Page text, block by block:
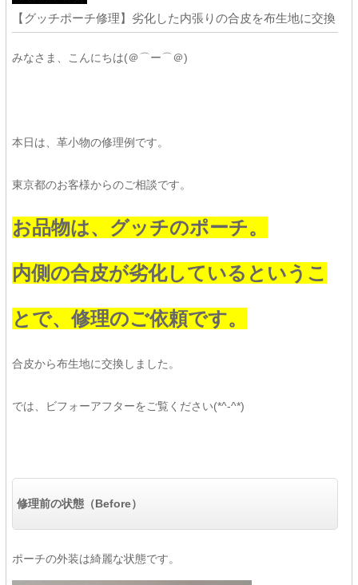
【グッチポーチ修理】劣化した内張りの合皮を布生地に交換
みなさま、こんにちは(＠⌒ー⌒＠)
本日は、革小物の修理例です。
東京都のお客様からのご相談です。
お品物は、グッチのポーチ。
内側の合皮が劣化しているというこ
とで、修理のご依頼です。
合皮から布生地に交換しました。
では、ビフォーアフターをご覧ください(*^-^*)
修理前の状態（Before）
ポーチの外装は綺麗な状態です。